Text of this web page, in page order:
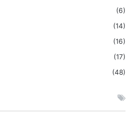
(6)
(14)
(16)
(17)
(48)